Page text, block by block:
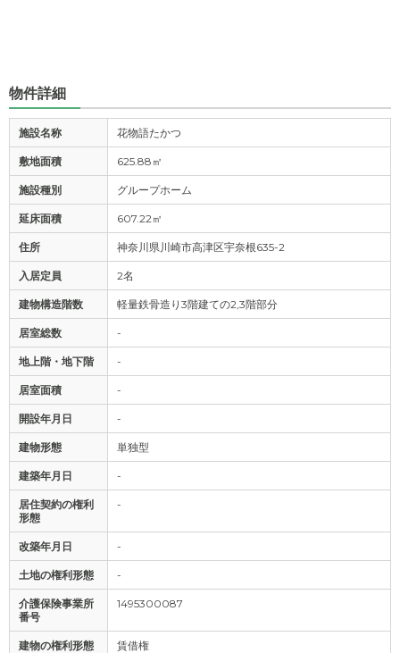
物件詳細
施設名称 花物語たかつ
敷地面積 625.88㎡
施設種別 グループホーム
延床面積 607.22㎡
住所 神奈川県川崎市高津区宇奈根635-2
入居定員 2名
建物構造階数 軽量鉄骨造り3階建ての2,3階部分
居室総数 -
地上階・地下階 -
居室面積 -
開設年月日 -
建物形態 単独型
建築年月日 -
居住契約の権利
形態
-
改築年月日 -
土地の権利形態 -
介護保険事業所
番号
1495300087
建物の権利形態 賃借権